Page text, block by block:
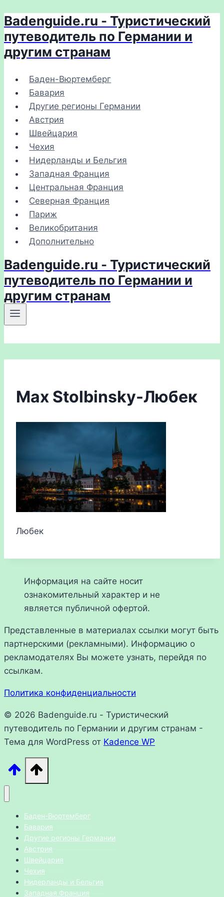
Перейти
к
содержимому
Badenguide.ru - Туристический
путеводитель по Германии и
другим странам
Баден-Вюртемберг
Бавария
Другие регионы Германии
Австрия
Швейцария
Чехия
Нидерланды и Бельгия
Западная Франция
Центральная Франция
Северная Франция
Париж
Великобритания
Дополнительно
Badenguide.ru - Туристический
путеводитель по Германии и
другим странам
Max Stolbinsky-Любек
Любек
Информация на сайте носит
ознакомительный характер и не
является публичной офертой.
Представленные в материалах ссылки могут быть
партнерскими (рекламными). Информацию о
рекламодателях Вы можете узнать, перейдя по
ссылкам.
Политика конфиденциальности
© 2026 Badenguide.ru - Туристический
путеводитель по Германии и другим странам -
Тема для WordPress от Kadence WP
Баден-Вюртемберг
Бавария
Другие регионы Германии
Австрия
Швейцария
Чехия
Нидерланды и Бельгия
Западная Франция